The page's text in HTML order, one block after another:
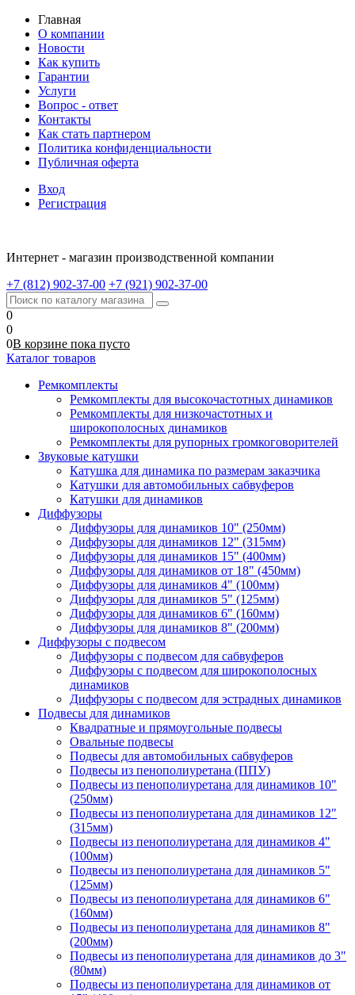
Главная
О компании
Новости
Как купить
Гарантии
Услуги
Вопрос - ответ
Контакты
Как стать партнером
Политика конфиденциальности
Публичная оферта
Вход
Регистрация
Интернет - магазин производственной компании
+7 (812) 902-37-00 +7 (921) 902-37-00
0
0
0В корзине пока пусто
Каталог товаров
Ремкомплекты
Ремкомплекты для высокочастотных динамиков
Ремкомплекты для низкочастотных и
широкополосных динамиков
Ремкомплекты для рупорных громкоговорителей
Звуковые катушки
Катушка для динамика по размерам заказчика
Катушки для автомобильных сабвуферов
Катушки для динамиков
Диффузоры
Диффузоры для динамиков 10" (250мм)
Диффузоры для динамиков 12" (315мм)
Диффузоры для динамиков 15" (400мм)
Диффузоры для динамиков от 18" (450мм)
Диффузоры для динамиков 4" (100мм)
Диффузоры для динамиков 5" (125мм)
Диффузоры для динамиков 6" (160мм)
Диффузоры для динамиков 8" (200мм)
Диффузоры с подвесом
Диффузоры с подвесом для сабвуферов
Диффузоры с подвесом для широкополосных
динамиков
Диффузоры с подвесом для эстрадных динамиков
Подвесы для динамиков
Квадратные и прямоугольные подвесы
Овальные подвесы
Подвесы для автомобильных сабвуферов
Подвесы из пенополиуретана (ППУ)
Подвесы из пенополиуретана для динамиков 10"
(250мм)
Подвесы из пенополиуретана для динамиков 12"
(315мм)
Подвесы из пенополиуретана для динамиков 4"
(100мм)
Подвесы из пенополиуретана для динамиков 5"
(125мм)
Подвесы из пенополиуретана для динамиков 6"
(160мм)
Подвесы из пенополиуретана для динамиков 8"
(200мм)
Подвесы из пенополиуретана для динамиков до 3"
(80мм)
Подвесы из пенополиуретана для динамиков от